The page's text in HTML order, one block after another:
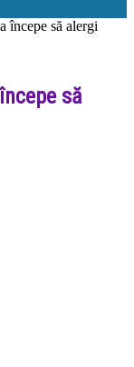
începe să alergi
să